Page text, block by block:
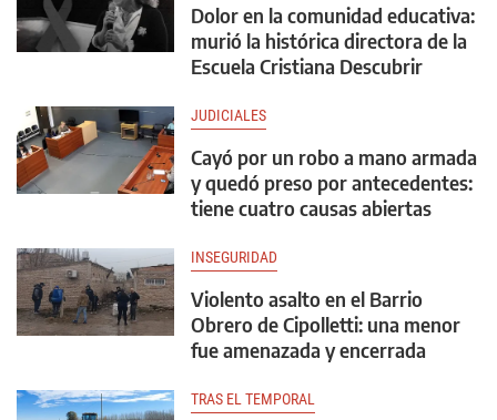
Dolor en la comunidad educativa:
murió la histórica directora de la
Escuela Cristiana Descubrir
JUDICIALES
Cayó por un robo a mano armada
y quedó preso por antecedentes:
tiene cuatro causas abiertas
INSEGURIDAD
Violento asalto en el Barrio
Obrero de Cipolletti: una menor
fue amenazada y encerrada
TRAS EL TEMPORAL